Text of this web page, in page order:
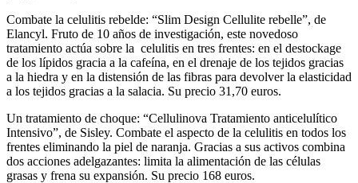
Combate la celulitis rebelde: “Slim Design Cellulite rebelle”, de
Elancyl. Fruto de 10 años de investigación, este novedoso
tratamiento actúa sobre la celulitis en tres frentes: en el destockage
de los lípidos gracia a la cafeína, en el drenaje de los tejidos gracias
a la hiedra y en la distensión de las fibras para devolver la elasticidad
a los tejidos gracias a la salacia. Su precio 31,70 euros.
Un tratamiento de choque: “Cellulinova Tratamiento anticelulítico
Intensivo”, de Sisley. Combate el aspecto de la celulitis en todos los
frentes eliminando la piel de naranja. Gracias a sus activos combina
dos acciones adelgazantes: limita la alimentación de las células
grasas y frena su expansión. Su precio 168 euros.